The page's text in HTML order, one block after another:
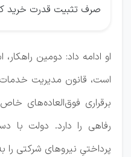
صرف تثبیت قدرت خرید
او ادامه داد: دومین راهکار،
است، قانون مدیریت
برقراری فوق‌العاده‌های
رفاهی را دارد. دولت با
پرداختیِ نیروهای شرکتی